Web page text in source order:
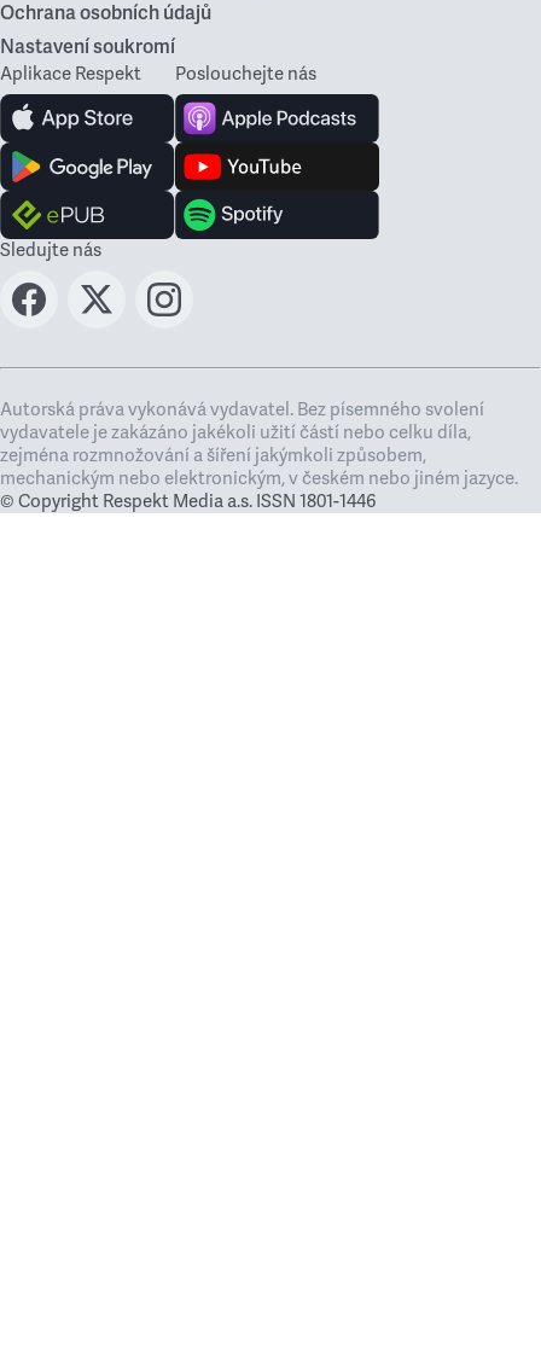
Ochrana osobních údajů
Nastavení soukromí
Aplikace Respekt Poslouchejte nás
Sledujte nás
Autorská práva vykonává vydavatel. Bez písemného svolení
vydavatele je zakázáno jakékoli užití částí nebo celku díla,
zejména rozmnožování a šíření jakýmkoli způsobem,
mechanickým nebo elektronickým, v českém nebo jiném jazyce.
© Copyright Respekt Media a.s. ISSN 1801-1446